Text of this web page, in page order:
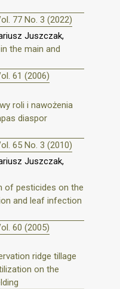
77 No. 3 (2022)
Juszczak,
the main and
61 (2006)
roli i nawożenia
diaspor
65 No. 3 (2010)
Juszczak,
pesticides on the
and leaf infection
60 (2005)
ridge tillage
on the